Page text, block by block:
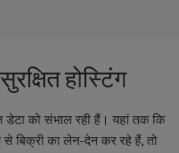
होस्टिंग
डेटा को संभाल रही हैं। यहां तक कि
बिक्री का लेन-देन कर रहे हैं, तो